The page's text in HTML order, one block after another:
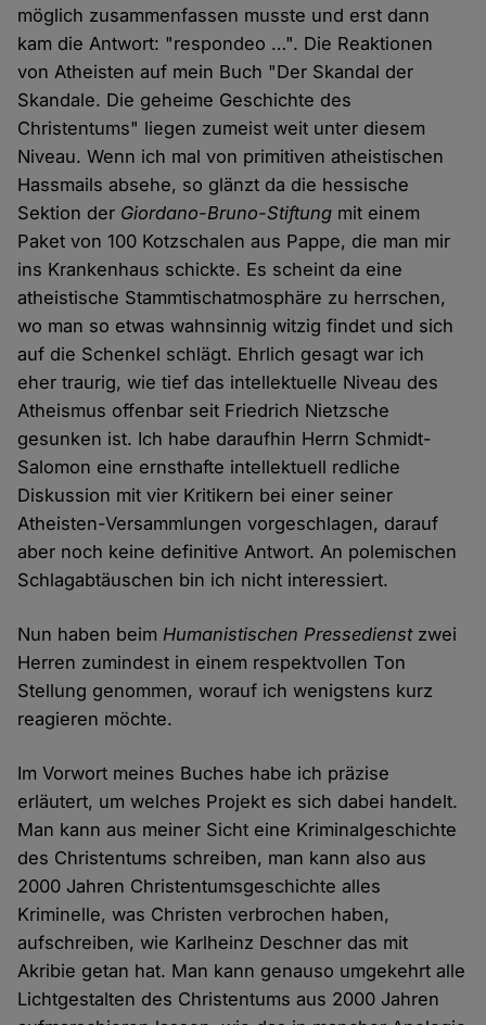
möglich zusammenfassen musste und erst dann
kam die Antwort: "respondeo …". Die Reaktionen
von Atheisten auf mein Buch "Der Skandal der
Skandale. Die geheime Geschichte des
Christentums" liegen zumeist weit unter diesem
Niveau. Wenn ich mal von primitiven atheistischen
Hassmails absehe, so glänzt da die hessische
Sektion der Giordano-Bruno-Stiftung mit einem
Paket von 100 Kotzschalen aus Pappe, die man mir
ins Krankenhaus schickte. Es scheint da eine
atheistische Stammtischatmosphäre zu herrschen,
wo man so etwas wahnsinnig witzig findet und sich
auf die Schenkel schlägt. Ehrlich gesagt war ich
eher traurig, wie tief das intellektuelle Niveau des
Atheismus offenbar seit Friedrich Nietzsche
gesunken ist. Ich habe daraufhin Herrn Schmidt-
Salomon eine ernsthafte intellektuell redliche
Diskussion mit vier Kritikern bei einer seiner
Atheisten-Versammlungen vorgeschlagen, darauf
aber noch keine definitive Antwort. An polemischen
Schlagabtäuschen bin ich nicht interessiert.
Nun haben beimHumanistischen Pressedienstzwei
Herren zumindest in einem respektvollen Ton
Stellung genommen, worauf ich wenigstens kurz
reagieren möchte.
Im Vorwort meines Buches habe ich präzise
erläutert, um welches Projekt es sich dabei handelt.
Man kann aus meiner Sicht eine Kriminalgeschichte
des Christentums schreiben, man kann also aus
2000 Jahren Christentumsgeschichte alles
Kriminelle, was Christen verbrochen haben,
aufschreiben, wie Karlheinz Deschner das mit
Akribie getan hat. Man kann genauso umgekehrt alle
Lichtgestalten des Christentums aus 2000 Jahren